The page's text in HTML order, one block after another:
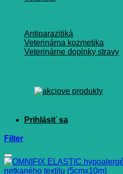
Antiparazitiká
Veterinárna kozmetika
Veterinárne doplnky stravy
Filter